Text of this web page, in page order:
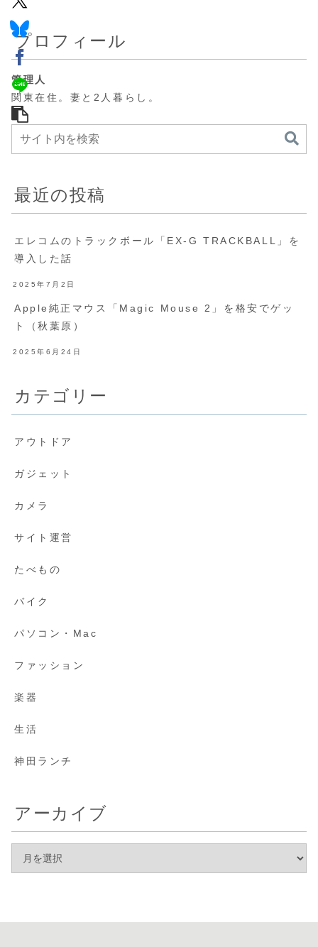
プロフィール
管理人
関東在住。妻と2人暮らし。
最近の投稿
エレコムのトラックボール「EX-G TRACKBALL」を
導入した話
2025年7月2日
Apple純正マウス「Magic Mouse 2」を格安でゲッ
ト（秋葉原）
2025年6月24日
カテゴリー
アウトドア
ガジェット
カメラ
サイト運営
たべもの
バイク
パソコン・Mac
ファッション
楽器
生活
神田ランチ
アーカイブ